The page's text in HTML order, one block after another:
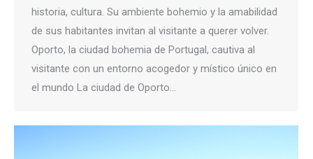
historia, cultura. Su ambiente bohemio y la amabilidad
de sus habitantes invitan al visitante a querer volver.
Oporto, la ciudad bohemia de Portugal, cautiva al
visitante con un entorno acogedor y místico único en
el mundo La ciudad de Oporto…